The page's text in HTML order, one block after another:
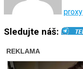
proxy
Sledujte náš: